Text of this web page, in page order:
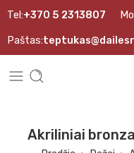
Tel:+370 5 2313807
Paštas:
Akriliniai